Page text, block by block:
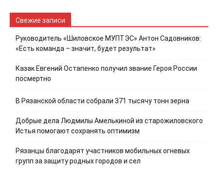
Свежие записи
Руководитель «Шиловское МУПТЭС» Антон Садовников:
«Есть команда – значит, будет результат»
Казак Евгений Остапенко получил звание Героя России
посмертно
В Рязанской области собрали 371 тысячу тонн зерна
Добрые дела Людмилы Амелькиной из старожиловского
Истья помогают сохранять оптимизм
Рязанцы благодарят участников мобильных огневых
групп за защиту родных городов и сел